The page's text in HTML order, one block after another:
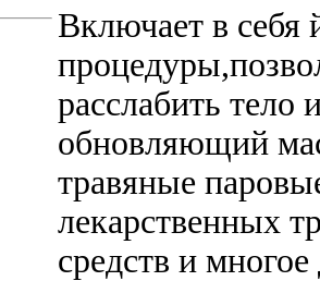
Включает в себя
расслабить тело
обновляющий
травяные
лекарственных
средств и многое